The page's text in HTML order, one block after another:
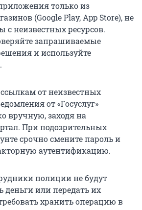
только из
(Google Play, App Store), не
с неизвестных ресурсов.
запрашиваемые
и используйте
от неизвестных
от «Госуслуг»
вручную, заходя на
При подозрительных
срочно смените пароль и
аутентификацию.
полиции не будут
деньги или передать их
хранить операцию в